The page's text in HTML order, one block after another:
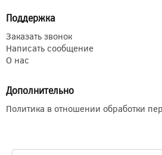
Поддержка
Заказать звонок
Написать сообщение
О нас
Дополнительно
Политика в отношении обработки